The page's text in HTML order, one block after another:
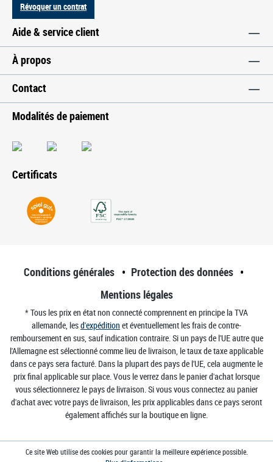
Révoquer un contrat
Aide & service client
À propos
Contact
Modalités de paiement
Certificats
Conditions générales
Protection des données
Mentions légales
* Tous les prix en état non connecté comprennent en principe la TVA
allemande, lesd'expédition et éventuellement les frais de contre-
remboursement en sus, sauf indication contraire. Si un pays de l'UE autre que
l'Allemagne est sélectionné comme lieu de livraison, le taux de taxe applicable
dans ce pays sera facturé. Dans la plupart des pays de l'UE, cela augmente le
prix final applicable sur place. Vous le verrez dans le panier d'achat lorsque
vous sélectionnerez le pays de livraison. Si vous vous connectez au panier
d'achat avec votre pays de livraison, les prix applicables dans ce pays seront
également affichés sur la boutique en ligne.
Ce site Web utilise des cookies pour garantir la meilleure expérience possible.